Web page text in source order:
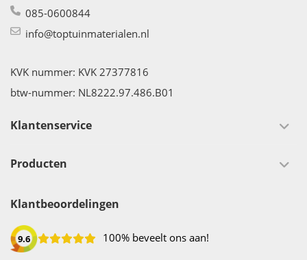
085-0600844
info@toptuinmaterialen.nl
KVK nummer: KVK 27377816
btw-nummer: NL8222.97.486.B01
Klantenservice
Producten
Klantbeoordelingen
9.6 100% beveelt ons aan!